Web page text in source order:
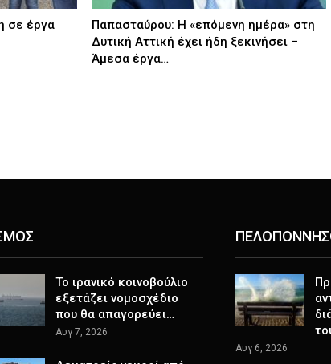
σε έργα
Παπασταύρου: Η «επόμενη ημέρα» στη
Δυτική Αττική έχει ήδη ξεκινήσει –
Άμεσα έργα…
Το ιρανικό κοινοβούλιο
εξετάζει νομοσχέδιο
που θα απαγορεύει…
Αυγ 7, 2026
Αυγ 6, 2026